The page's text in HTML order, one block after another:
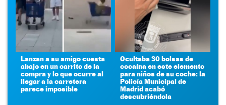
Lanzan a su amigo cuesta
abajo en un carrito de la
compra y lo que ocurre al
llegar a la carretera
parece imposible
Ocultaba 30 bolsas de
cocaína en este elemento
para niños de su coche: la
Policía Municipal de
Madrid acabó
descubriéndola